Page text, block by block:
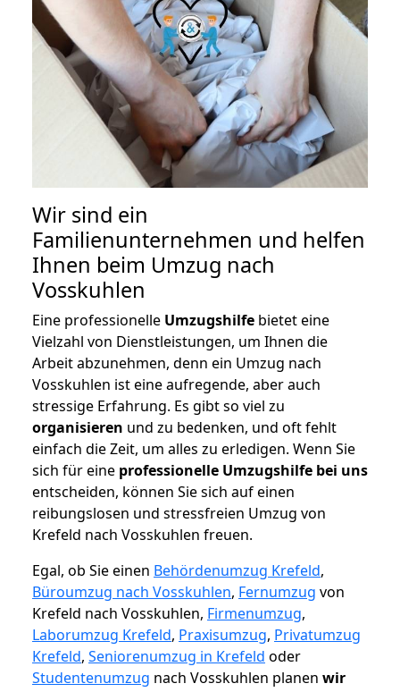
Wir sind ein
Familienunternehmen und helfen
Ihnen beim Umzug nach
Vosskuhlen
Eine professionelle Umzugshilfe bietet eine
Vielzahl von Dienstleistungen, um Ihnen die
Arbeit abzunehmen, denn ein Umzug nach
Vosskuhlen ist eine aufregende, aber auch
stressige Erfahrung. Es gibt so viel zu
organisieren und zu bedenken, und oft fehlt
einfach die Zeit, um alles zu erledigen. Wenn Sie
sich für eine professionelle Umzugshilfe bei uns
entscheiden, können Sie sich auf einen
reibungslosen und stressfreien Umzug von
Krefeld nach Vosskuhlen freuen.
Egal, ob Sie einen Behördenumzug Krefeld,
Büroumzug nach Vosskuhlen, Fernumzug von
Krefeld nach Vosskuhlen, Firmenumzug,
Laborumzug Krefeld, Praxisumzug, Privatumzug
Krefeld, Seniorenumzug in Krefeld oder
Studentenumzug nach Vosskuhlen planen wir